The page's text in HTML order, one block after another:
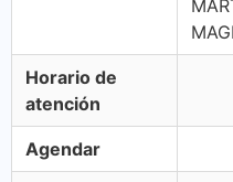
Horario de
atención
Agendar